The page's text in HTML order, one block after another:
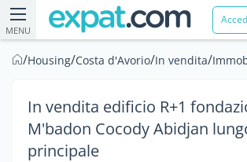
MENU
/Housing/Costa d'Avorio/In vendita/
In vendita edificio R+1
M'badon Cocody Abidjan
principale